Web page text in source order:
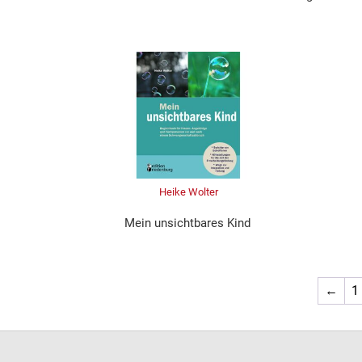
Heike Wolter
Mein unsichtbares Kind
← 1